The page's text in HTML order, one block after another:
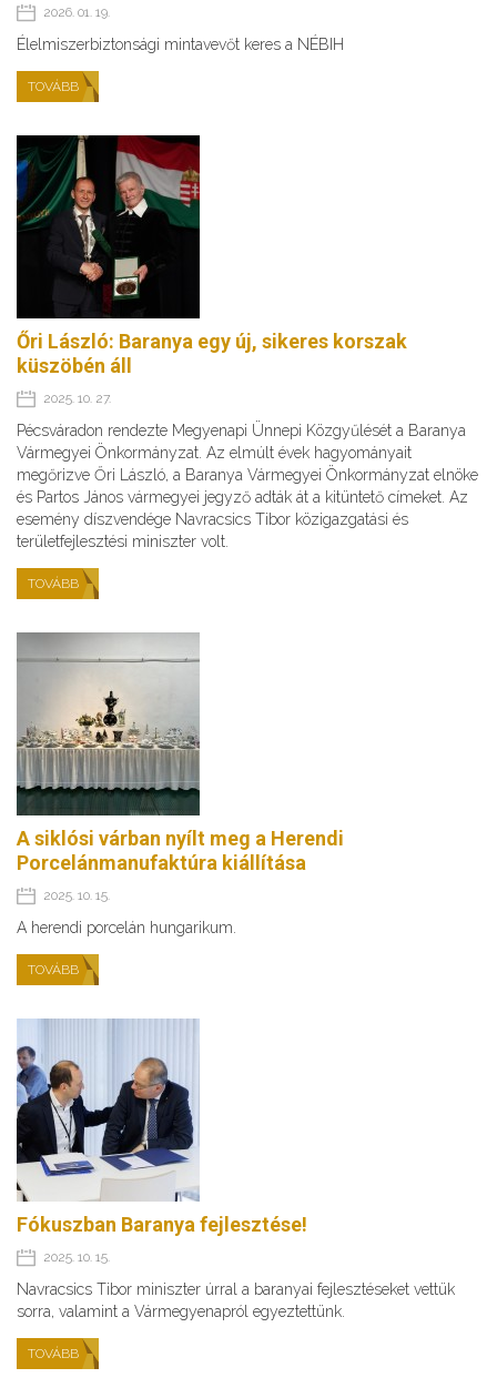
2026. 01. 19.
Élelmiszerbiztonsági mintavevőt keres a NÉBIH
TOVÁBB
Őri László: Baranya egy új, sikeres korszak
küszöbén áll
2025. 10. 27.
Pécsváradon rendezte Megyenapi Ünnepi Közgyűlését a Baranya
Vármegyei Önkormányzat. Az elmúlt évek hagyományait
megőrizve Őri László, a Baranya Vármegyei Önkormányzat elnöke
és Partos János vármegyei jegyző adták át a kitüntető címeket. Az
esemény díszvendége Navracsics Tibor közigazgatási és
területfejlesztési miniszter volt.
TOVÁBB
A siklósi várban nyílt meg a Herendi
Porcelánmanufaktúra kiállítása
2025. 10. 15.
A herendi porcelán hungarikum.
TOVÁBB
Fókuszban Baranya fejlesztése!
2025. 10. 15.
Navracsics Tibor miniszter úrral a baranyai fejlesztéseket vettük
sorra, valamint a Vármegyenapról egyeztettünk.
TOVÁBB